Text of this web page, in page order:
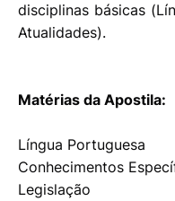
disciplinas básicas
Atualidades).
Matérias da Apostila:
Língua Portuguesa
Conhecimentos
Legislação